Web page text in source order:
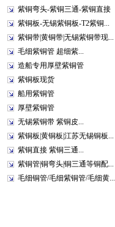
紫铜弯头-紫铜三通-紫铜直接
紫铜板-无锡紫铜板-T2紫铜...
紫铜带|黄铜带|无锡紫铜带现...
毛细紫铜管 超细紫...
造船专用厚壁紫铜管
紫铜板现货
船用紫铜管
厚壁紫铜管
无锡紫铜带 紫铜皮...
紫铜板|黄铜板|江苏无锡铜板...
紫铜直接 紫铜三通...
紫铜管|铜弯头|铜三通等铜配...
毛细铜管/毛细紫铜管/毛细黄...